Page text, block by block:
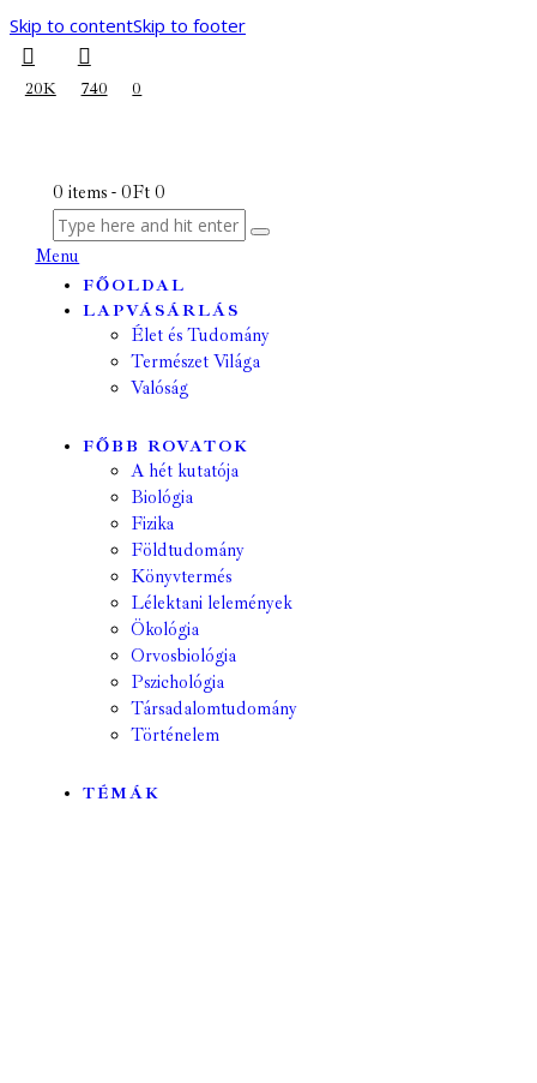
Skip to contentSkip to footer
20K 740 0
0 items - 0Ft 0
Menu
FŐOLDAL
LAPVÁSÁRLÁS
Élet és Tudomány
Természet Világa
Valóság
FŐBB ROVATOK
A hét kutatója
Biológia
Fizika
Földtudomány
Könyvtermés
Lélektani lelemények
Ökológia
Orvosbiológia
Pszichológia
Társadalomtudomány
Történelem
TÉMÁK